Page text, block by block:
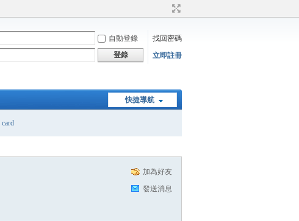
自動登錄
找回密碼
登錄 立即註冊
快捷導航
加為好友
發送消息